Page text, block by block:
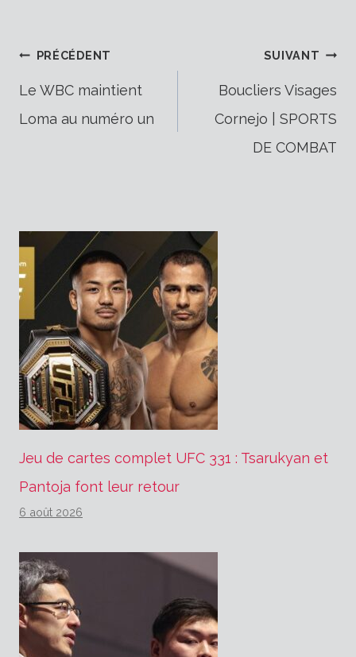
Navigation
l’article
PRÉCÉDENT
Le WBC maintient
Loma au numéro un
SUIVANT
Boucliers Visages
Cornejo | SPORTS
DE COMBAT
Jeu de cartes complet UFC 331 : Tsarukyan et
Pantoja font leur retour
6 août 2026